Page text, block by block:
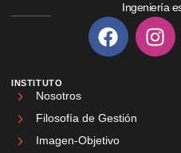
Ingeniería
INSTITUTO
Nosotros
Filosofía de Gestión
Imagen-Objetivo